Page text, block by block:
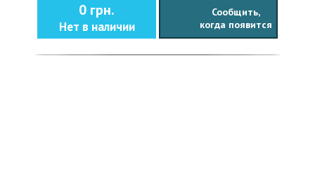
0 грн.
Нет в наличии
Сообщить,
когда появится